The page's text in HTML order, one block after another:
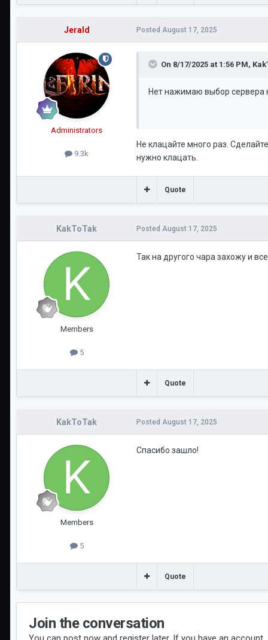
Jerald
Administrators
9.3k
Posted August 17, 2025
On 8/17/2025 at 1:56 PM,
Нет нажимаю выбор сервера
Не клацайте много раз.
нужно клацать.
Quote
KakToTak
Members
5
Posted August 17, 2025
Так на другого чара захожу и
Quote
KakToTak
Members
5
Posted August 17, 2025
Спасибо зашло!
Quote
Join the conversation